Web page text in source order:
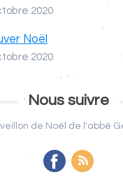
2020
Noël
2020
Nous suivre
de Noël de l'abbé